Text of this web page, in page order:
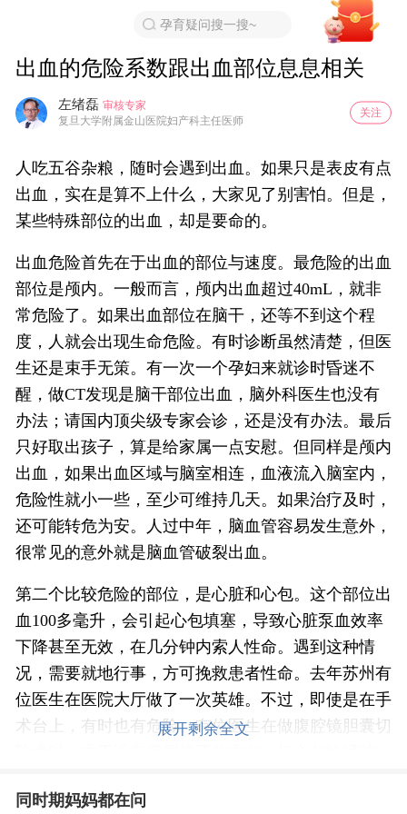
孕育疑问搜一搜~
出血的危险系数跟出血部位息息相关
左绪磊 审核专家
复旦大学附属金山医院妇产科主任医师
关注
人吃五谷杂粮，随时会遇到出血。如果只是表皮有点
出血，实在是算不上什么，大家见了别害怕。但是，
某些特殊部位的出血，却是要命的。
出血危险首先在于出血的部位与速度。最危险的出血
部位是颅内。一般而言，颅内出血超过40mL ，就非
常危险了。如果出血部位在脑干，还等不到这个程
度，人就会出现生命危险。有时诊断虽然清楚，但医
生还是束手无策。有一次一个孕妇来就诊时昏迷不
醒，做CT发现是脑干部位出血，脑外科医生也没有
办法；请国内顶尖级专家会诊，还是没有办法。最后
只好取出孩子，算是给家属一点安慰。但同样是颅内
出血，如果出血区域与脑室相连，血液流入脑室内，
危险性就小一些，至少可维持几天。如果治疗及时，
还可能转危为安。人过中年，脑血管容易发生意外，
很常见的意外就是脑血管破裂出血。
第二个比较危险的部位，是心脏和心包。这个部位出
血 100多毫升，会引起心包填塞，导致心脏泵血效率
下降甚至无效，在几分钟内索人性命。遇到这种情
况，需要就地行事，方可挽救患者性命。去年苏州有
位医生在医院大厅做了一次英雄。不过，即使是在手
术台上，有时也有危险。有位医生在做腹腔镜胆囊切
捅破了心脏，引起急性心包填塞。其实，当时要是考
展开剩余全文
同时期妈妈都在问